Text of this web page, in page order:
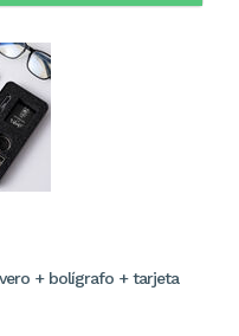
+ bolígrafo + tarjeta